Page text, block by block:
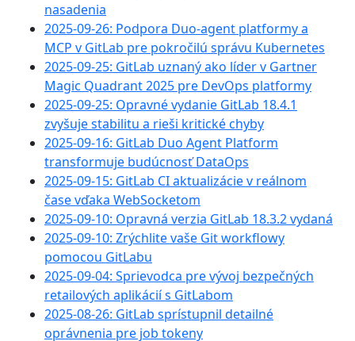
nasadenia
2025-09-26: Podpora Duo-agent platformy a
MCP v GitLab pre pokročilú správu Kubernetes
2025-09-25: GitLab uznaný ako líder v Gartner
Magic Quadrant 2025 pre DevOps platformy
2025-09-25: Opravné vydanie GitLab 18.4.1
zvyšuje stabilitu a rieši kritické chyby
2025-09-16: GitLab Duo Agent Platform
transformuje budúcnosť DataOps
2025-09-15: GitLab CI aktualizácie v reálnom
čase vďaka WebSocketom
2025-09-10: Opravná verzia GitLab 18.3.2 vydaná
2025-09-10: Zrýchlite vaše Git workflowy
pomocou GitLabu
2025-09-04: Sprievodca pre vývoj bezpečných
retailových aplikácií s GitLabom
2025-08-26: GitLab sprístupnil detailné
oprávnenia pre job tokeny